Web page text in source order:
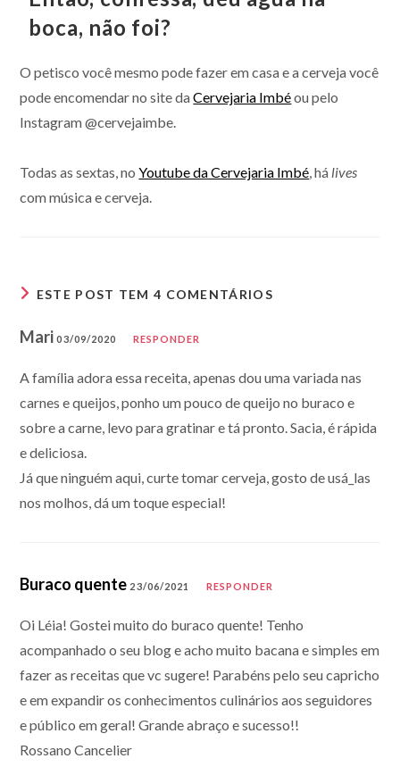
boca, não foi?
O petisco você mesmo pode fazer em casa e a cerveja você
pode encomendar no site daCervejaria Imbéou pelo
Instagram @cervejaimbe.
Todas as sextas, noYoutube da Cervejaria Imbé, há lives
com música e cerveja.
ESTE POST TEM 4 COMENTÁRIOS
Mari03/09/2020 RESPONDER
A família adora essa receita, apenas dou uma variada nas
carnes e queijos, ponho um pouco de queijo no buraco e
sobre a carne, levo para gratinar e tá pronto. Sacia, é rápida
e deliciosa.
Já que ninguém aqui, curte tomar cerveja, gosto de usá_las
nos molhos, dá um toque especial!
Buraco quente 23/06/2021 RESPONDER
Oi Léia! Gostei muito do buraco quente! Tenho
acompanhado o seu blog e acho muito bacana e simples em
fazer as receitas que vc sugere! Parabéns pelo seu capricho
e em expandir os conhecimentos culinários aos seguidores
e público em geral! Grande abraço e sucesso!!
Rossano Cancelier